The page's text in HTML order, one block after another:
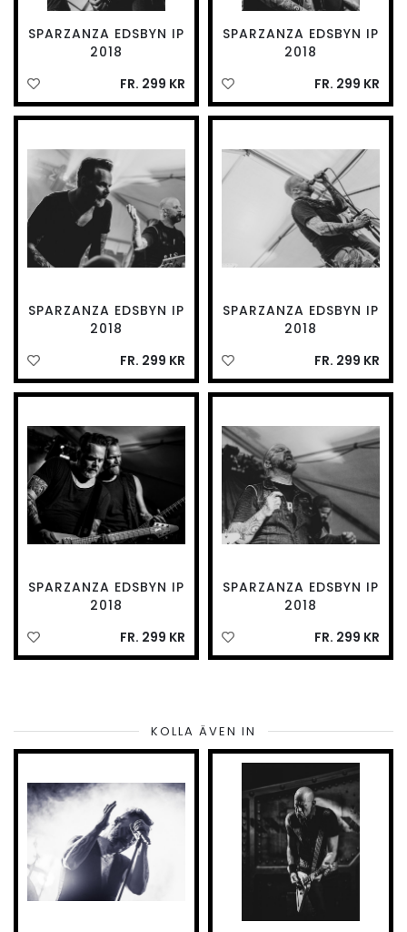
SPARZANZA EDSBYN IP
2018
FR. 299 KR
SPARZANZA EDSBYN IP
2018
FR. 299 KR
SPARZANZA EDSBYN IP
2018
FR. 299 KR
SPARZANZA EDSBYN IP
2018
FR. 299 KR
SPARZANZA EDSBYN IP
2018
FR. 299 KR
SPARZANZA EDSBYN IP
2018
FR. 299 KR
KOLLA ÄVEN IN